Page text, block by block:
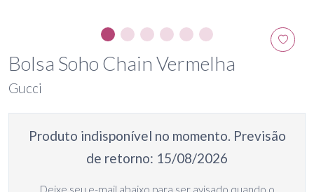
Bolsa Soho Chain Vermelha
Gucci
Produto indisponível no momento. Previsão
de retorno: 15/08/2026
Deixe seu e-mail abaixo para ser avisado quando o